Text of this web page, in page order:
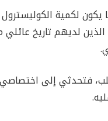
لكمية
لديهم تاريخ عائلي
فتحدثي إلى